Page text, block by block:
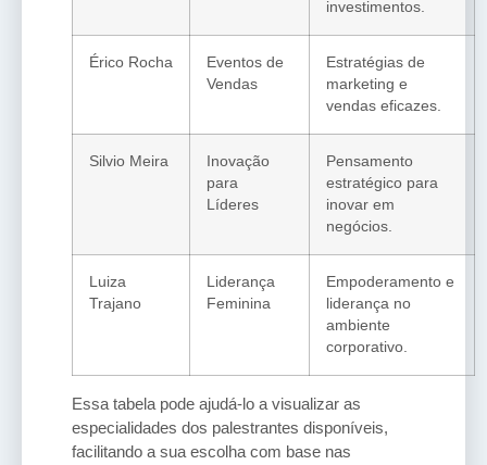
investimentos.
Érico Rocha
Eventos de
Vendas
Estratégias de
marketing e
vendas eficazes.
Silvio Meira
Inovação
para
Líderes
Pensamento
estratégico para
inovar em
negócios.
Luiza
Trajano
Liderança
Feminina
Empoderamento e
liderança no
ambiente
corporativo.
Essa tabela pode ajudá-lo a visualizar as
especialidades dos palestrantes disponíveis,
facilitando a sua escolha com base nas